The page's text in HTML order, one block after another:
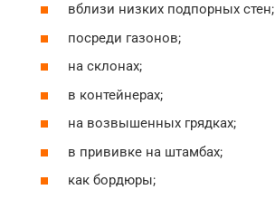
вблизи низких подпорных стен;
посреди газонов;
на склонах;
в контейнерах;
на возвышенных грядках;
в прививке на штамбах;
как бордюры;